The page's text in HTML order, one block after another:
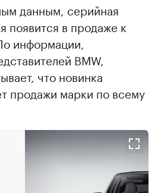
данным, серийная
появится в продаже к
информации,
BMW,
что новинка
продажи марки по всему